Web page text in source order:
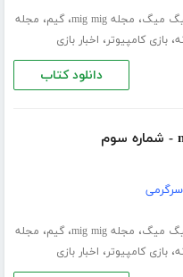
میگ، مجله mig mig ،گیم، مجله
،بازی کامپیوتر، اخبار بازی
دانلود کتاب
میگ، مجله mig mig ،گیم، مجله
،بازی کامپیوتر، اخبار بازی